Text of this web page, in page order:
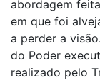
abordagem
em que foi
a perder a
do Poder
realizado pelo